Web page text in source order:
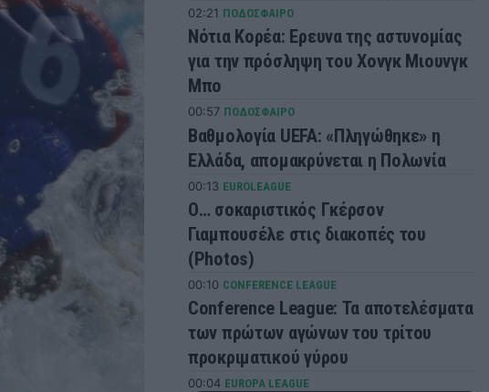
02:21 ΠΟΔΟΣΦΑΙΡΟ
Νότια Κορέα: Ερευνα της αστυνομίας
για την πρόσληψη του Χονγκ Μιουνγκ
Μπo
00:57 ΠΟΔΟΣΦΑΙΡΟ
Βαθμολογία UEFA: «Πληγώθηκε» η
Ελλάδα, απομακρύνεται η Πολωνία
00:13 EUROLEAGUE
Ο… σοκαριστικός Γκέρσον
Γιαμπουσέλε στις διακοπές του
(Photos)
00:10 CONFERENCE LEAGUE
Conference League: Τα αποτελέσματα
των πρώτων αγώνων του τρίτου
προκριματικού γύρου
00:04 EUROPA LEAGUE